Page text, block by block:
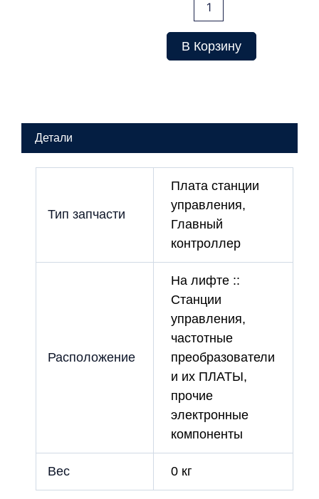
EM20902_10
В Корзину
Детали
Тип запчасти
Плата станции
управления,
Главный
контроллер
Расположение
На лифте ::
Станции
управления,
частотные
преобразователи
и их ПЛАТЫ,
прочие
электронные
компоненты
Вес 0 кг